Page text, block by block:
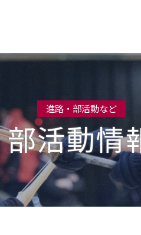
報
要項・
査実施状況
内
ターネット出願
項
進路・部活動など
部活動情